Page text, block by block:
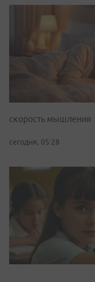
скорость мышления
сегодня, 05:28